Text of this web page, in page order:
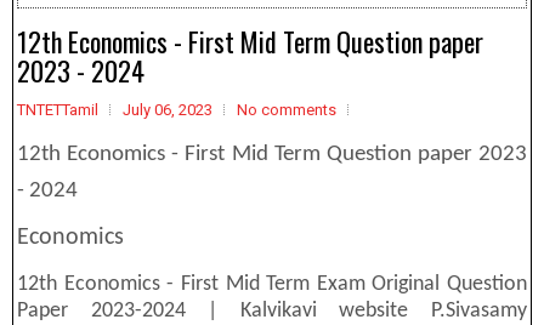
12th Economics - First Mid Term Question paper
2023 - 2024
TNTETTamil July 06, 2023 No comments
12th Economics - First Mid Term Question paper 2023
- 2024
Economics
12th Economics - First Mid Term Exam Original Question
Paper 2023-2024 | Kalvikavi website P.Sivasamy